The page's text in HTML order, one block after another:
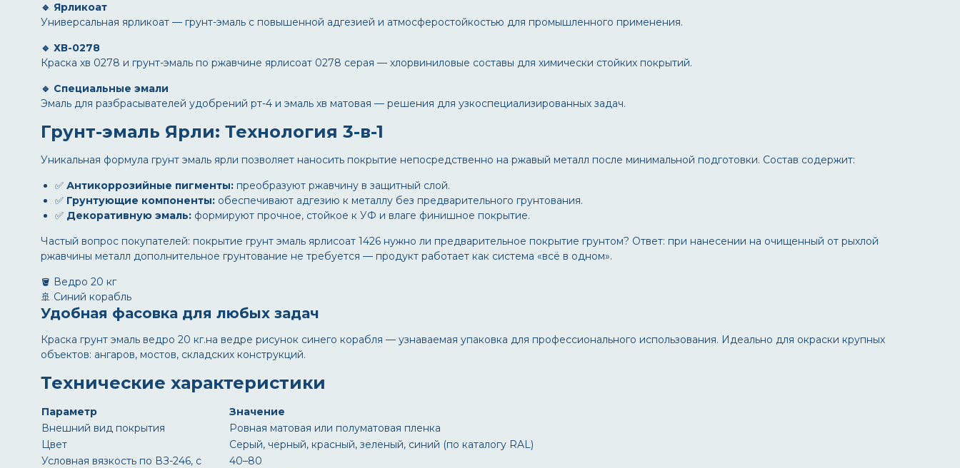
🔹 Ярликоат
Универсальная ярликоат — грунт-эмаль с повышенной адгезией и атмосферостойкостью для промышленного применения.
🔹 ХВ-0278
Краска хв 0278 и грунт-эмаль по ржавчине ярлисоат 0278 серая — хлорвиниловые составы для химически стойких покрытий.
🔹 Специальные эмали
Эмаль для разбрасывателей удобрений рт-4 и эмаль хв матовая — решения для узкоспециализированных задач.
Грунт-эмаль Ярли: Технология 3-в-1
Уникальная формула грунт эмаль ярли позволяет наносить покрытие непосредственно на ржавый металл после минимальной подготовки. Состав содержит:
✅ Антикоррозийные пигменты: преобразуют ржавчину в защитный слой.
✅ Грунтующие компоненты: обеспечивают адгезию к металлу без предварительного грунтования.
✅ Декоративную эмаль: формируют прочное, стойкое к УФ и влаге финишное покрытие.
Частый вопрос покупателей: покрытие грунт эмаль ярлисоат 1426 нужно ли предварительное покрытие грунтом? Ответ: при нанесении на очищенный от рыхлой
ржавчины металл дополнительное грунтование не требуется — продукт работает как система «всё в одном».
🪣 Ведро 20 кг
🚢 Синий корабль
Удобная фасовка для любых задач
Краска грунт эмаль ведро 20 кг.на ведре рисунок синего корабля — узнаваемая упаковка для профессионального использования. Идеально для окраски крупных
объектов: ангаров, мостов, складских конструкций.
Технические характеристики
Параметр
Значение
Внешний вид покрытия
Ровная матовая или полуматовая пленка
Цвет
Серый, черный, красный, зеленый, синий (по каталогу RAL)
Условная вязкость по ВЗ-246, с
40–80